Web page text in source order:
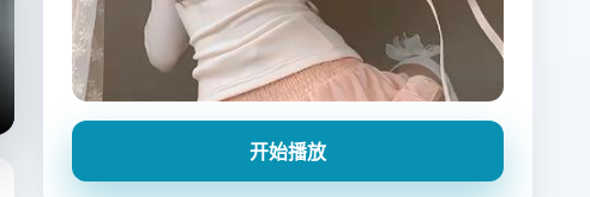
开始播放